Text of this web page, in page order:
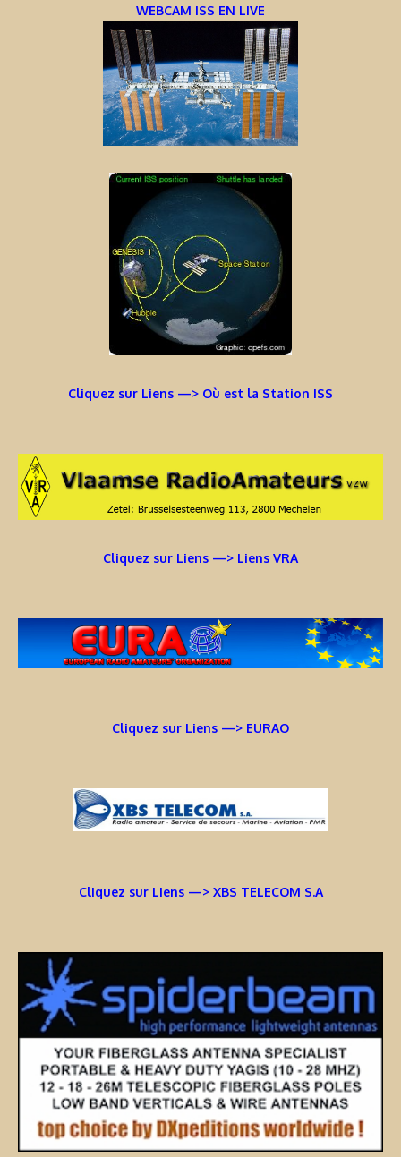
WEBCAM ISS EN LIVE
Cliquez sur Liens —> Où est la Station ISS
Cliquez sur Liens —> Liens VRA
Cliquez sur Liens —> EURAO
Cliquez sur Liens —> XBS TELECOM S.A